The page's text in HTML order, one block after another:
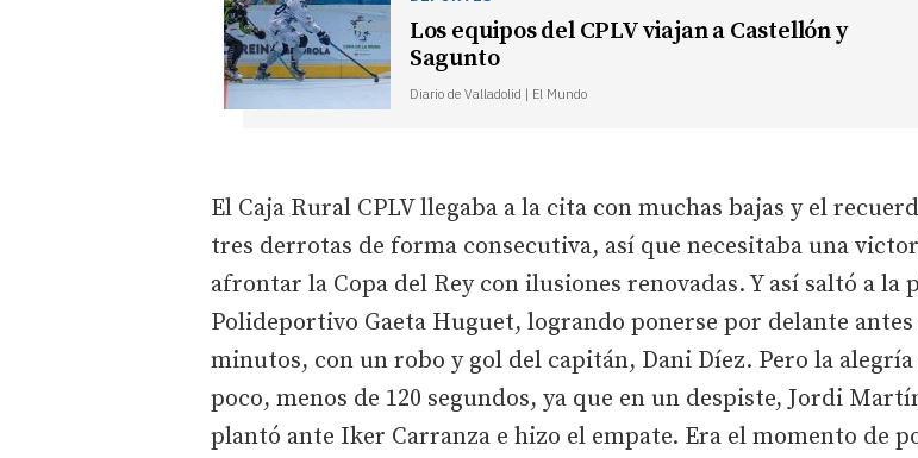
Los equipos del CPLV viajan a Castellón y
Sagunto
Diario de Valladolid | El Mundo
El Caja Rural CPLV llegaba a la cita con muchas bajas y el
tres derrotas de forma consecutiva, así que necesitaba una
afrontar la Copa del Rey con ilusiones renovadas. Y así saltó a la
Polideportivo Gaeta Huguet, logrando ponerse por delante antes
minutos, con un robo y gol del capitán, Dani Díez. Pero la
poco, menos de 120 segundos, ya que en un despiste, Jordi
plantó ante Iker Carranza e hizo el empate. Era el momento de